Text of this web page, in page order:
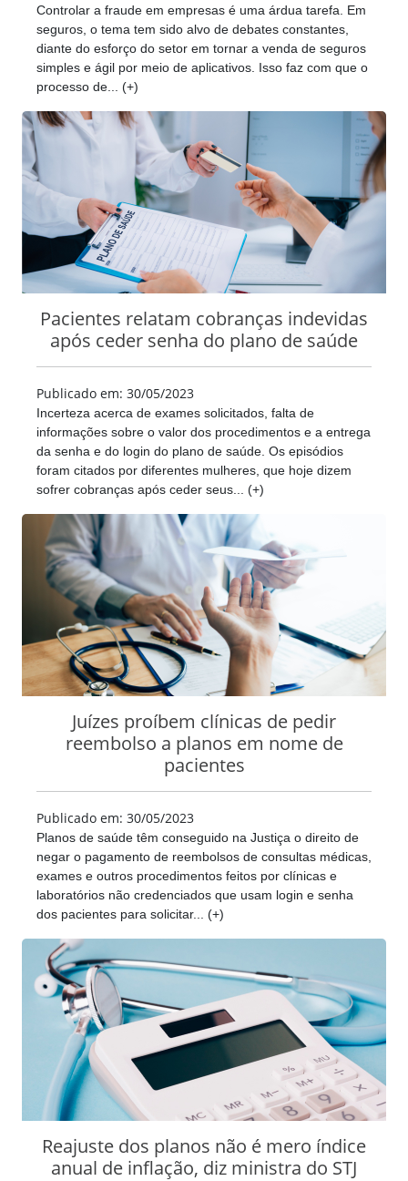
Controlar a fraude em empresas é uma árdua tarefa. Em
seguros, o tema tem sido alvo de debates constantes,
diante do esforço do setor em tornar a venda de seguros
simples e ágil por meio de aplicativos. Isso faz com que o
processo de... (+)
Pacientes relatam cobranças indevidas
após ceder senha do plano de saúde
Publicado em: 30/05/2023
Incerteza acerca de exames solicitados, falta de
informações sobre o valor dos procedimentos e a entrega
da senha e do login do plano de saúde. Os episódios
foram citados por diferentes mulheres, que hoje dizem
sofrer cobranças após ceder seus... (+)
Juízes proíbem clínicas de pedir
reembolso a planos em nome de
pacientes
Publicado em: 30/05/2023
Planos de saúde têm conseguido na Justiça o direito de
negar o pagamento de reembolsos de consultas médicas,
exames e outros procedimentos feitos por clínicas e
laboratórios não credenciados que usam login e senha
dos pacientes para solicitar... (+)
Reajuste dos planos não é mero índice
anual de inflação, diz ministra do STJ